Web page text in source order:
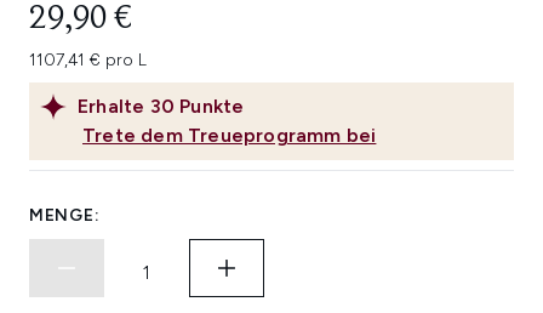
Erhalte 30 Punkte
Trete dem Treueprogramm bei
29,90 €
1107,41 € pro L
MENGE: